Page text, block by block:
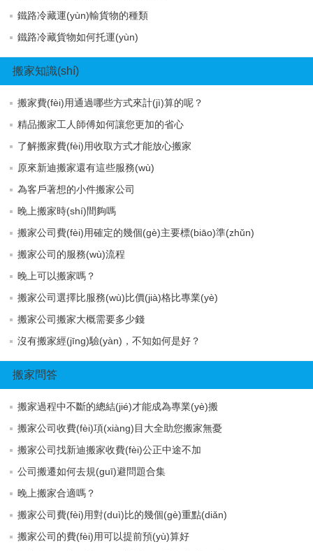
鐵路冷藏運(yùn)輸貨物的種類
鐵路冷藏貨物如何托運(yùn)
搬家知識(shí)
搬家費(fèi)用通過哪些方式來計(jì)算的呢？
精品搬家工人師傅如何讓您更加的省心
了解搬家費(fèi)用收取方式才能放心搬家
原來新迪搬家還有這些服務(wù)
為客戶著想的小件搬家公司
晚上搬家時(shí)間夠嗎
搬家公司費(fèi)用確定的幾個(gè)主要標(biāo)準(zhǔn)
搬家公司的服務(wù)流程
晚上可以搬家嗎？
搬家公司選擇比服務(wù)比價(jià)格比專業(yè)
搬家公司搬家大概需要多少錢
沒有搬家經(jīng)驗(yàn)，不知如何是好？
搬家問答
搬家過程中不斷的總結(jié)才能成為專業(yè)搬
搬家公司收費(fèi)項(xiàng)目大全助您搬家無憂
搬家公司找新迪搬家收費(fèi)公正中途不加
公司搬遷如何去規(guī)避問題合集
晚上搬家合適嗎？
搬家公司費(fèi)用對(duì)比的幾個(gè)重點(diǎn)
搬家公司的費(fèi)用可以提前預(yù)算好